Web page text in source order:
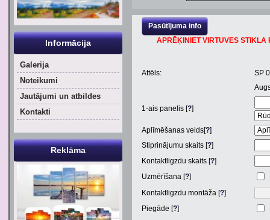
Pasūtījuma info
APRĒĶINIET VIRTUVES
Attēls:
SP
1-ais panelis [?]
Aplīmēšanas veids[?]
Stiprinājumu skaits [?]
Kontaktligzdu skaits [?]
Uzmērīšana [?]
Kontaktligzdu montāža [?]
Piegāde [?]
Informācija
Galerija
Noteikumi
Jautājumi un atbildes
Kontakti
Reklāma